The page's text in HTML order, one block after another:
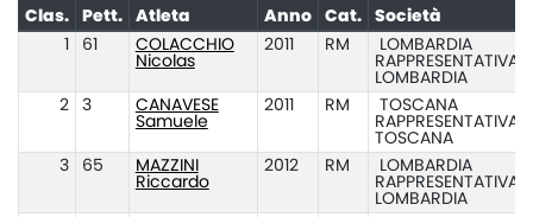
Clas. Pett. Atleta Anno Cat.
Società
61
COLACCHIO
Nicolas
2011 RM
LOMBARDIA
RAPPRESENTATIVA
LOMBARDIA
2
3
CANAVESE
Samuele
2011 RM
TOSCANA
RAPPRESENTATIVA
TOSCANA
3
65
MAZZINI
Riccardo
2012 RM
LOMBARDIA
RAPPRESENTATIVA
LOMBARDIA